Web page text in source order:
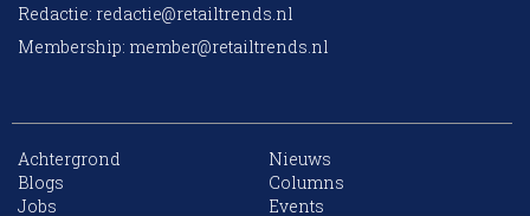
Redactie: redactie@retailtrends.nl
Membership: member@retailtrends.nl
Achtergrond
Nieuws
Blogs
Columns
Jobs
Events
10 collega’s